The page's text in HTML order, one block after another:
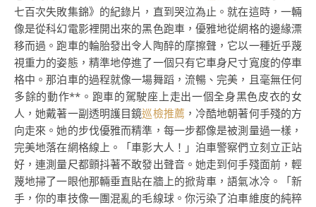
七百次失敗集錦》的紀錄片，直到哭泣為止。就在這時，一輛
像是從科幻電影裡開出來的黑色跑車，優雅地從網格的邊緣漂
移而過。跑車的輪胎發出令人陶醉的摩擦聲，它以一種近乎蔑
視重力的姿態，精準地停進了一個只有它車身尺寸寬度的停車
格中。那泊車的過程就像一場舞蹈，流暢、完美，且毫無任何
多餘的動作**。跑車的駕駛座上走出一個全身黑色皮衣的女
人，她戴著一副透明護目鏡巡檢推薦 ，冷酷地朝著何手殘的方
向走來。她的步伐優雅而精準，每一步都像是被測量過一樣，
完美地落在網格線上。「車影大人！」泊車警察們立刻立正站
好，連測量尺都顫抖著不敢發出聲音。她走到何手殘面前，輕
蔑地掃了一眼他那輛垂直貼在牆上的掀背車，語氣冰冷。「新
手，你的車技像一團混亂的毛線球。你污染了泊車維度的純粹